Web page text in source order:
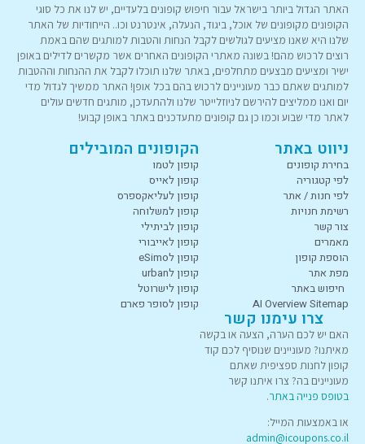
האתר הגדול ביותר בישראל עבור חיפוש קופונים בלעדיים, יש לנו את כל סוגי
הקופונים מקופונים של אוכל, ביגוד, הנעלה, אינטרנט וכו.. הייחודיות של האתר
שלנו היא שאנו מציעים לגולשים לקבל הנחות והטבות למותגים שהם באמת
רוצים לרכוש מהם! בשונה מאתרי הקופונים האחרים אשר מקשרים לדילים באופן
ישיר ומציעים מבצעים מתחלפים, באתר שלנו תוכלו לקבל את ההנחות וההטבות
למותגים שאתם כבר מעוניינים לרכוש בהם בכל אופן! האתר ממשיך לגדול מדי
יום ואנו ממליצים להירשם לניוזלייטר שלנו ולהתעדכן, מותגים חדשים עולים
לאתר מדי שבוע וכמו כן גם קופונים מתעדכנים באתר באופן קבוע!
ניווט באתר
בחירת קופונים
לפי קטגוריה
לפי חנות / אתר
רשימת חנויות
צור קשר
מאמרים
הוספת קופון
מפת אתר
חיפוש באתר
AI Overview Sitemap
הקופונים המובילים
קופון לטמו
קופון לאייס
קופון לעליאקספרס
קופון למשלוחה
קופון לביתילי
קופון לאייבורי
קופון לeSimo
קופון לurban
קופון לישרוטל
קופון לסופר פארם
צרו עימנו קשר
האם יש לכם הערה, הצעה או בקשה
מאיתנו? מעוניינים שנוסיף לכם קוד
קופון לחנות ספציפית שאתם
מעוניינים בה? צרו איתנו קשר
בטופס פנייה באתר.
או באמצעות המייל:
admin@icoupons.co.il